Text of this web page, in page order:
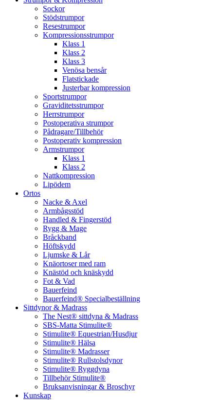
Sockor
Stödstrumpor
Resestrumpor
Kompressionsstrumpor
Klass 1
Klass 2
Klass 3
Venösa bensår
Flatstickade
Justerbar kompression
Sportstrumpor
Graviditetsstrumpor
Herrstrumpor
Postoperativa strumpor
Pådragare/Tillbehör
Postoperativ kompression
Armstrumpor
Klass 1
Klass 2
Nattkompression
Lipödem
Ortos
Nacke & Axel
Armbågsstöd
Handled & Fingerstöd
Rygg & Mage
Bråckband
Höftskydd
Ljumske & Lår
Knäortoser med ram
Knästöd och knäskydd
Fot & Vad
Bauerfeind
Bauerfeind® Specialbeställning
Sittdynor & Madrass
The Nest® sittdyna & Madrass
SBS-Matta Stimulite®
Stimulite® Equestrian/Husdjur
Stimulite® Hälsa
Stimulite® Madrasser
Stimulite® Rullstolsdynor
Stimulite® Ryggdyna
Tillbehör Stimulite®
Bruksanvisningar & Broschyr
Kunskap